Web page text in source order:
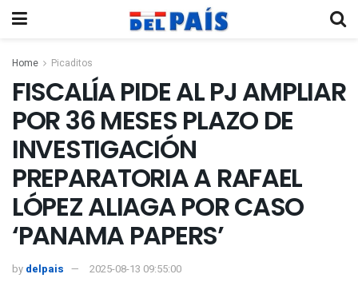
Home Picaditos
FISCALÍA PIDE AL PJ AMPLIAR
POR 36 MESES PLAZO DE
INVESTIGACIÓN
PREPARATORIA A RAFAEL
LÓPEZ ALIAGA POR CASO
‘PANAMA PAPERS’
by delpais 2025-08-13 09:55:00